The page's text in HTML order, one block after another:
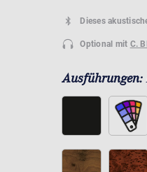
Dieses
Optional mit C.
Ausführungen: